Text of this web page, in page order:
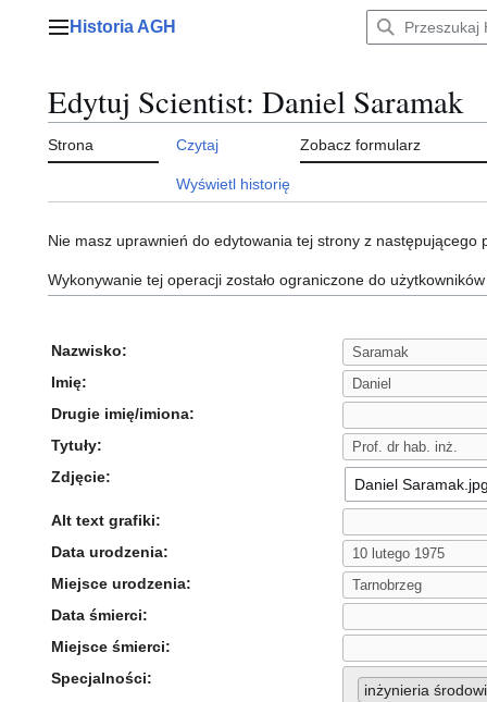
Menu główne
Historia AGH
Edytuj Scientist: Daniel Saramak
Strona Czytaj Zobacz formularz
Wyświetl historię
Nie masz uprawnień do edytowania tej strony z następującego
Wykonywanie tej operacji zostało ograniczone do
Nazwisko:
Imię:
Drugie imię/imiona:
Tytuły:
Zdjęcie:
Alt text grafiki:
Data urodzenia:
Miejsce urodzenia:
Data śmierci:
Miejsce śmierci:
Specjalności:
inżynieria